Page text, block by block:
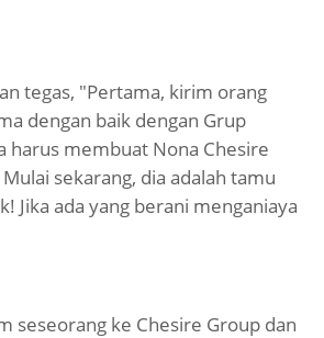
tegas, "Pertama, kirim orang
dengan baik dengan Grup
harus membuat Nona Chesire
sekarang, dia adalah tamu
Jika ada yang berani menganiaya
seseorang ke Chesire Group dan